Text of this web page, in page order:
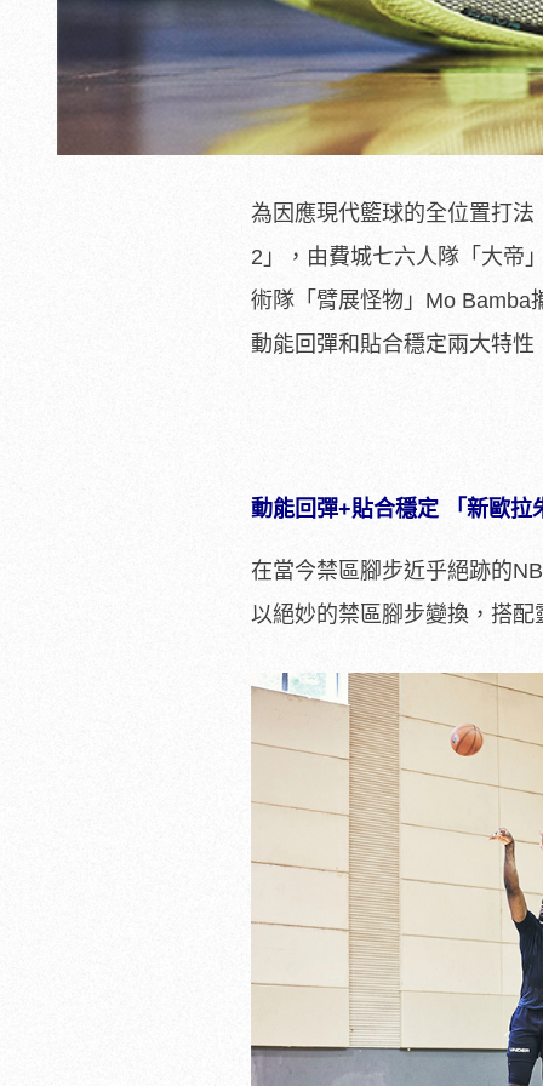
為因應現代籃球的全位置打
2」，由費城七六人隊「大帝
術隊「臂展怪物」Mo Bamba
動能回彈和貼合穩定兩大特
動能回彈+貼合穩定 「新歐
在當今禁區腳步近乎絕跡的
以絕妙的禁區腳步變換，搭